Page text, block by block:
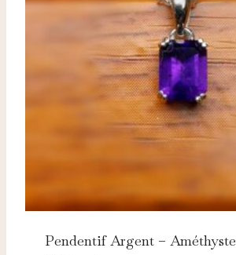
Pendentif Argent – Améthyste